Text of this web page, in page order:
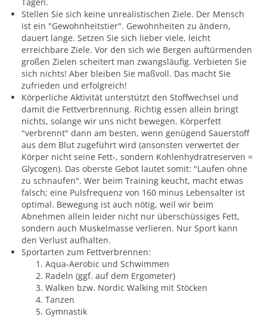
Stellen Sie sich keine unrealistischen Ziele. Der Mensch
ist ein "Gewohnheitstier". Gewohnheiten zu ändern,
dauert lange. Setzen Sie sich lieber viele, leicht
erreichbare Ziele. Vor den sich wie Bergen auftürmenden
großen Zielen scheitert man zwangsläufig. Verbieten Sie
sich nichts! Aber bleiben Sie maßvoll. Das macht Sie
zufrieden und erfolgreich!
Körperliche Aktivität unterstützt den Stoffwechsel und
damit die Fettverbrennung. Richtig essen allein bringt
nichts, solange wir uns nicht bewegen. Körperfett
"verbrennt" dann am besten, wenn genügend Sauerstoff
aus dem Blut zugeführt wird (ansonsten verwertet der
Körper nicht seine Fett-, sondern Kohlenhydratreserven =
Glycogen). Das oberste Gebot lautet somit: "Laufen ohne
zu schnaufen". Wer beim Training keucht, macht etwas
falsch; eine Pulsfrequenz von 160 minus Lebensalter ist
optimal. Bewegung ist auch nötig, weil wir beim
Abnehmen allein leider nicht nur überschüssiges Fett,
sondern auch Muskelmasse verlieren. Nur Sport kann
den Verlust aufhalten.
Sportarten zum Fettverbrennen:
Aqua-Aerobic und Schwimmen
Radeln (ggf. auf dem Ergometer)
Walken bzw. Nordic Walking mit Stöcken
Tanzen
Gymnastik